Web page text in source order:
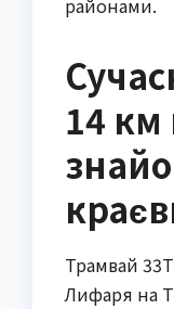
районами.
14 км
Трамвай
Лифаря на